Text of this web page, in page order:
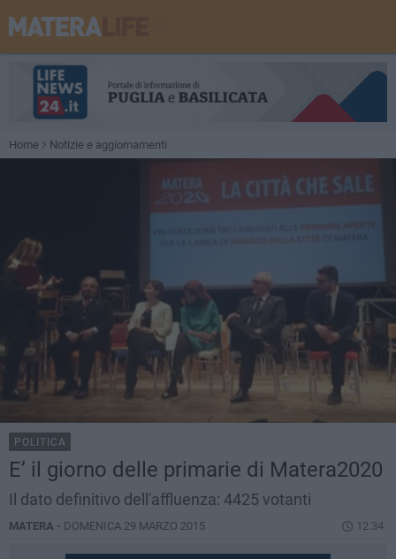
Home Notizie e aggiornamenti
POLITICA
E’ il giorno delle primarie di Matera2020
Il dato definitivo dell'affluenza: 4425 votanti
MATERA - DOMENICA 29 MARZO 2015 12.34